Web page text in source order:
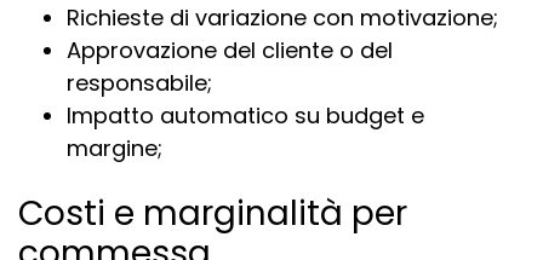
Richieste di variazione con motivazione;
Approvazione del cliente o del
responsabile;
Impatto automatico su budget e
margine;
Costi e marginalità per